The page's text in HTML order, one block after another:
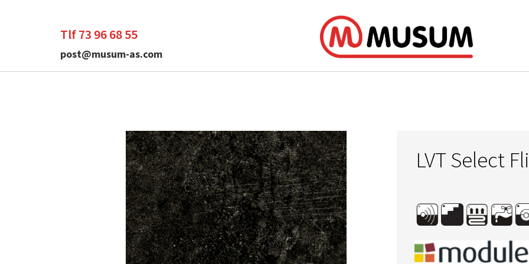
Tlf 73 96 68 55
post@musum-as.com
LVT Select